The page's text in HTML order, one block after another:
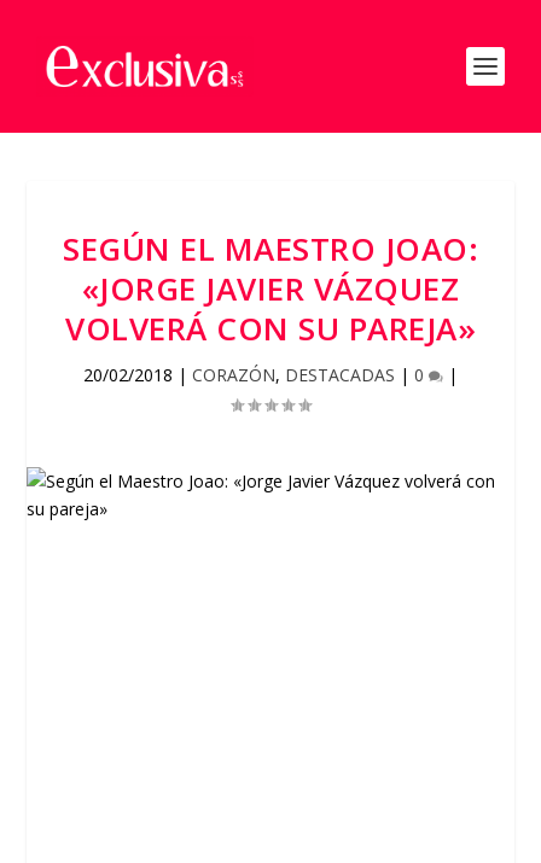
SEGÚN EL MAESTRO JOAO:
«JORGE JAVIER VÁZQUEZ
VOLVERÁ CON SU PAREJA»
20/02/2018 | CORAZÓN, DESTACADAS | 0 |